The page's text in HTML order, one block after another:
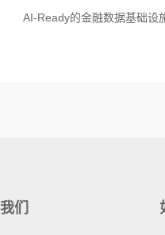
AI-Ready的金融数据基础设
们